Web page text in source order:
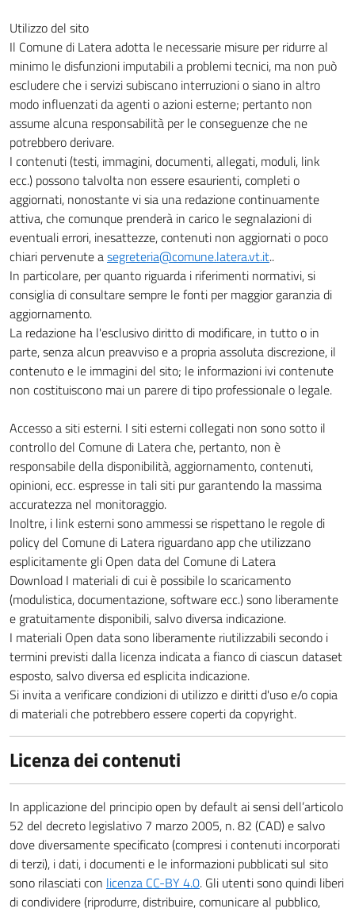
Utilizzo del sito
Il Comune di Latera adotta le necessarie misure per ridurre al
minimo le disfunzioni imputabili a problemi tecnici, ma non può
escludere che i servizi subiscano interruzioni o siano in altro
modo influenzati da agenti o azioni esterne; pertanto non
assume alcuna responsabilità per le conseguenze che ne
potrebbero derivare.
I contenuti (testi, immagini, documenti, allegati, moduli, link
ecc.) possono talvolta non essere esaurienti, completi o
aggiornati, nonostante vi sia una redazione continuamente
attiva, che comunque prenderà in carico le segnalazioni di
eventuali errori, inesattezze, contenuti non aggiornati o poco
chiari pervenute asegreteria@comune.latera.vt.it..
In particolare, per quanto riguarda i riferimenti normativi, si
consiglia di consultare sempre le fonti per maggior garanzia di
aggiornamento.
La redazione ha l'esclusivo diritto di modificare, in tutto o in
parte, senza alcun preavviso e a propria assoluta discrezione, il
contenuto e le immagini del sito; le informazioni ivi contenute
non costituiscono mai un parere di tipo professionale o legale.
Accesso a siti esterni. I siti esterni collegati non sono sotto il
controllo del Comune di Latera che, pertanto, non è
responsabile della disponibilità, aggiornamento, contenuti,
opinioni, ecc. espresse in tali siti pur garantendo la massima
accuratezza nel monitoraggio.
Inoltre, i link esterni sono ammessi se rispettano le regole di
policy del Comune di Latera riguardano app che utilizzano
esplicitamente gli Open data del Comune di Latera
Download I materiali di cui è possibile lo scaricamento
(modulistica, documentazione, software ecc.) sono liberamente
e gratuitamente disponibili, salvo diversa indicazione.
I materiali Open data sono liberamente riutilizzabili secondo i
termini previsti dalla licenza indicata a fianco di ciascun dataset
esposto, salvo diversa ed esplicita indicazione.
Si invita a verificare condizioni di utilizzo e diritti d'uso e/o copia
di materiali che potrebbero essere coperti da copyright.
Licenza dei contenuti
In applicazione del principio open by default ai sensi dell’articolo
52 del decreto legislativo 7 marzo 2005, n. 82 (CAD) e salvo
dove diversamente specificato (compresi i contenuti incorporati
di terzi), i dati, i documenti e le informazioni pubblicati sul sito
sono rilasciati con licenza CC-BY 4.0. Gli utenti sono quindi liberi
di condividere (riprodurre, distribuire, comunicare al pubblico,